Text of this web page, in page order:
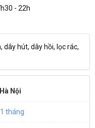
- 22h
dây hút, dây hồi, lọc rác,
Nội
tháng